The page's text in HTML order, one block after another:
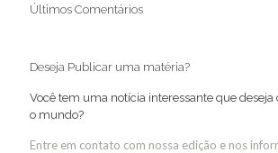
Últimos Comentários
Deseja Publicar uma matéria?
Você tem uma notícia interessante que
o mundo?
Entre em contato com nossa edição e nos